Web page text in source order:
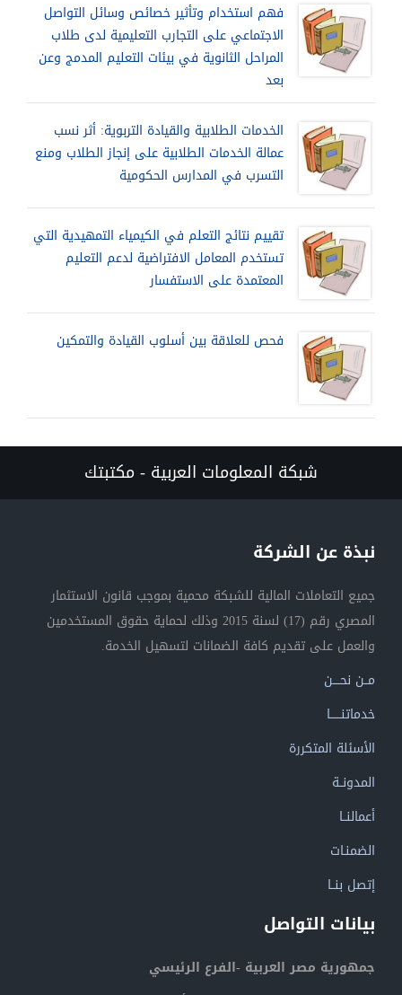
فهم استخدام وتأثير خصائص وسائل التواصل
الاجتماعي على التجارب التعليمية لدى طلاب
المراحل الثانوية في بيئات التعليم المدمج وعن
بعد
الخدمات الطلابية والقيادة التربوية: أثر نسب
عمالة الخدمات الطلابية على إنجاز الطلاب ومنع
التسرب في المدارس الحكومية
تقييم نتائج التعلم في الكيمياء التمهيدية التي
تستخدم المعامل الافتراضية لدعم التعليم
المعتمدة على الاستفسار
فحص للعلاقة بين أسلوب القيادة والتمكين
شبكة المعلومات العربية - مكتبتك
نبذة عن الشركة
جميع التعاملات المالية للشبكة محمية بموجب قانون الاستثمار
المصري رقم (17) لسنة 2015 وذلك لحماية حقوق المستخدمين
والعمل على تقديم كافة الضمانات لتسهيل الخدمة.
مــن نحــــن
خدماتنــــــا
الأسئلة المتكررة
المدونــة
أعمالنــا
الضمنـات
إتصل بنــا
بيانات التواصل
جمهورية مصر العربية -الفرع الرئيسي